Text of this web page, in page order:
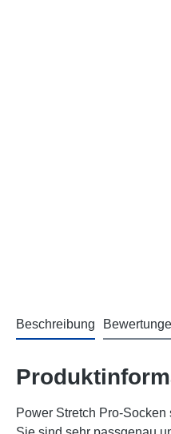
Beschreibung
Power Stretch Pro-